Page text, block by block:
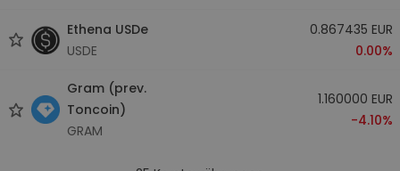
Ethena USDe
USDE
0.867435 EUR
0.00%
Gram (prev.
Toncoin)
GRAM
1.160000 EUR
-4.10%